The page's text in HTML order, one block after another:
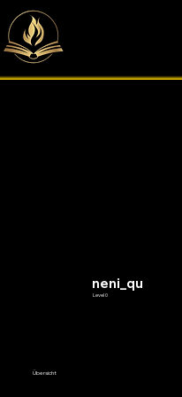
Übersicht
neni_qu
Level 0